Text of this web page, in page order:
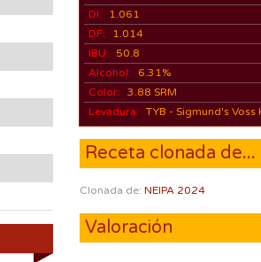
DI:
1.061
DF:
1.014
IBU:
50.8
Alcohol:
6.31%
Color: 3.88 SRM
Levadura: TYB - Sigmund's Voss
Receta clonada de...
Clonada de:NEIPA 2024
Valoración